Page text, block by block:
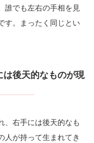
誰でも左右の手相を見
す。まったく同じとい
後天的なものが現
、右手には後天的なも
人が持って生まれてき